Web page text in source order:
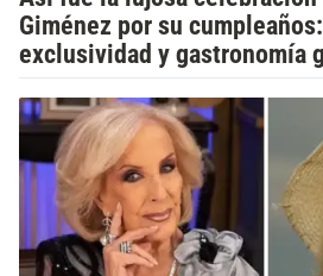
Giménez por su
exclusividad y gastronomía